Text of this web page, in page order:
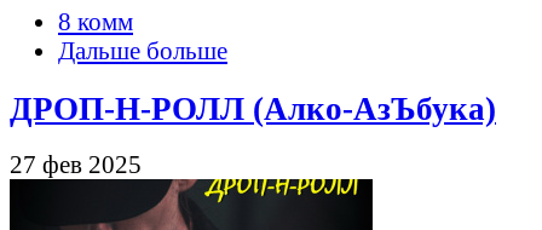
8 комм
Дальше больше
ДРОП-Н-РОЛЛ (Алко-АзЪбука)
27 фев 2025